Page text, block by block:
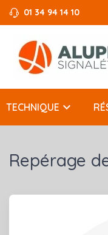
01 34 94 14 10
TECHNIQUE keyboard_arrow_down
Repérage